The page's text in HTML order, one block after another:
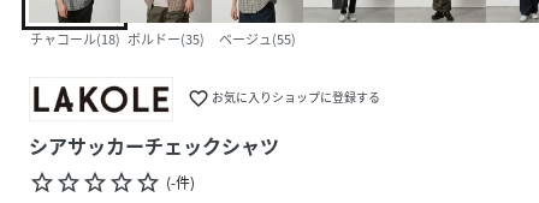
チャコール(18) ボルドー(35) ベージュ(55)
favorite_border お気に入りショップに登録する
シアサッカーチェックシャツ
star_borderstar_borderstar_borderstar_borderstar_border (-件)